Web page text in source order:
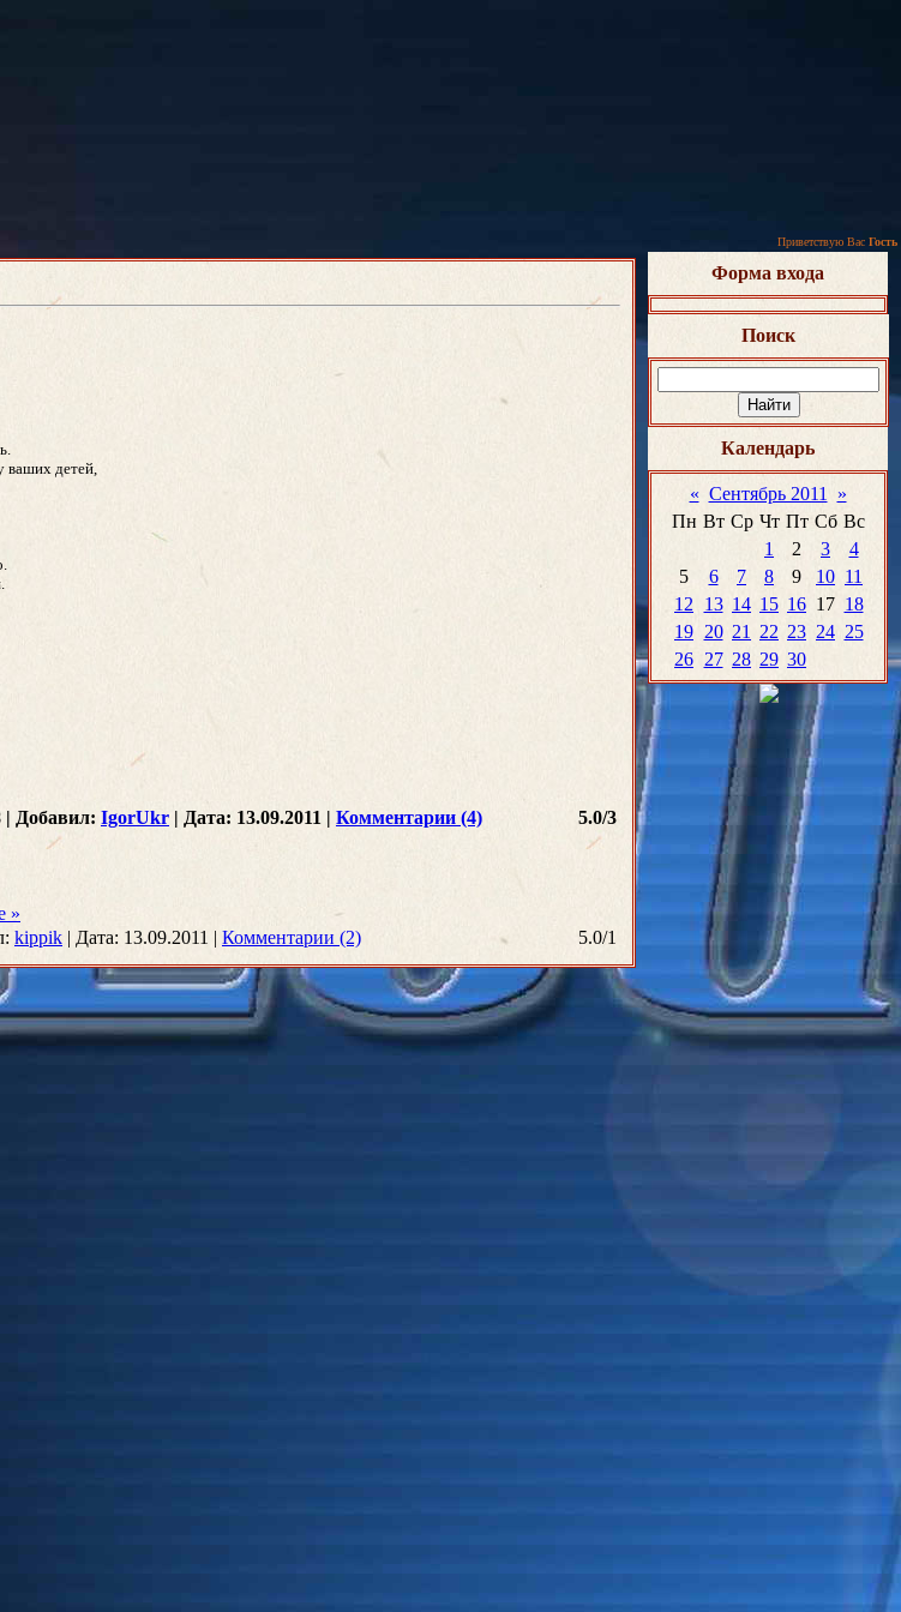
Приветствую Вас Гость
ваших детей,
5.0/3
| Добавил: IgorUkr | Дата: 13.09.2011 | Комментарии (4)
»
5.0/1
kippik | Дата: 13.09.2011 | Комментарии (2)
Форма входа
Поиск
Календарь
« Сентябрь 2011
»
Пн Вт Ср Чт Пт Сб Вс
1
2 3
4
5
6 7 8 9 10 11
12
13 14 15 16 17 18
19 20 21 22 23 24 25
26 27 28 29 30